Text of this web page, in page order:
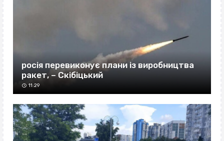
росія перевиконує плани із виробництва
ракет, – Скібіцький
11:29